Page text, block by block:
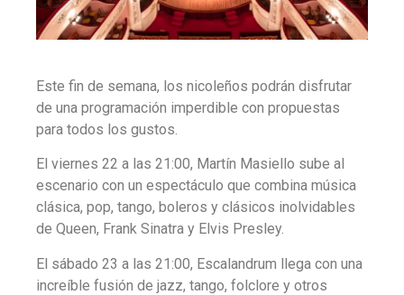
Este fin de semana, los nicoleños podrán disfrutar
de una programación imperdible con propuestas
para todos los gustos.
El viernes 22 a las 21:00, Martín Masiello sube al
escenario con un espectáculo que combina música
clásica, pop, tango, boleros y clásicos inolvidables
de Queen, Frank Sinatra y Elvis Presley.
El sábado 23 a las 21:00, Escalandrum llega con una
increíble fusión de jazz, tango, folclore y otros